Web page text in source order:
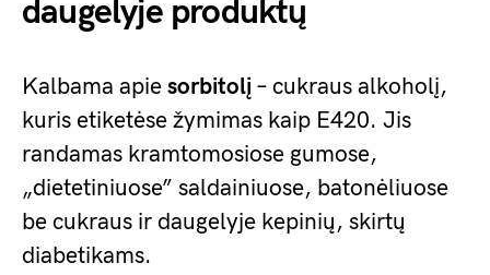
daugelyje produktų
Kalbama apie sorbitolį – cukraus alkoholį,
kuris etiketėse žymimas kaip E420. Jis
randamas kramtomosiose gumose,
„dietetiniuose” saldainiuose, batonėliuose
be cukraus ir daugelyje kepinių, skirtų
diabetikams.